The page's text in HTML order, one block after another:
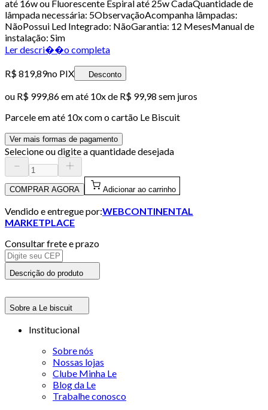
até 16w ou Fluorescente Espiral até 25w CadaQuantidade de
lâmpada necessária: 5ObservaçãoAcompanha lâmpadas:
NãoPossui Led Integrado: NãoGarantia: 12 MesesManual de
instalação: Sim
Ler descri��o completa
R$ 819,89no PIX Desconto
ou R$ 999,86em até 10x de R$ 99,98 sem juros
Parcele em até 10x com o cartão Le Biscuit
Ver mais formas de pagamento
Selecione ou digite a quantidade desejada
COMPRAR AGORA Adicionar ao carrinho
Vendido e entregue por:WEBCONTINENTAL
MARKETPLACE
Consultar frete e prazo
Descrição do produto
Sobre a Le biscuit
Institucional
Sobre nós
Nossas lojas
Clube Minha Le
Blog da Le
Trabalhe conosco